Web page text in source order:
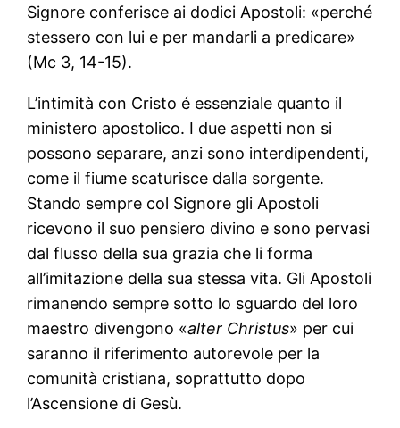
Signore conferisce ai dodici Apostoli: «perché
stessero con lui e per mandarli a predicare»
(Mc 3, 14-15).
L’intimità con Cristo é essenziale quanto il
ministero apostolico. I due aspetti non si
possono separare, anzi sono interdipendenti,
come il fiume scaturisce dalla sorgente.
Stando sempre col Signore gli Apostoli
ricevono il suo pensiero divino e sono pervasi
dal flusso della sua grazia che li forma
all’imitazione della sua stessa vita. Gli Apostoli
rimanendo sempre sotto lo sguardo del loro
maestro divengono «alter Christus» per cui
saranno il riferimento autorevole per la
comunità cristiana, soprattutto dopo
l’Ascensione di Gesù.